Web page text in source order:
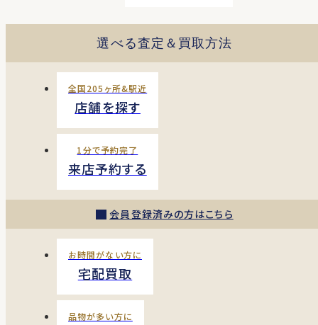
選べる査定＆買取方法
全国205ヶ所&駅近
店舗を探す
1分で予約完了
来店予約する
会員登録済みの方はこちら
お時間がない方に
宅配買取
品物が多い方に